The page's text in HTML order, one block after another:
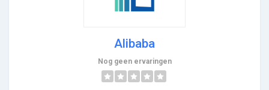
Alibaba
Nog geen ervaringen